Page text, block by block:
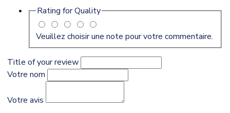
Rating forQuality
Veuillez choisir une note pour votre commentaire.
Title of your review
Votre nom
Votre avis